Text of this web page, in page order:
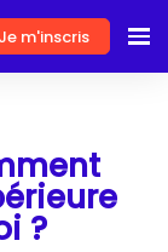
Je m'inscris
?